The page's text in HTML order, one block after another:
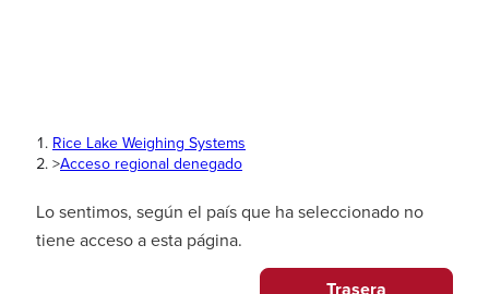
Rice Lake Weighing Systems
>Acceso regional denegado
Lo sentimos, según el país que ha seleccionado no
tiene acceso a esta página.
Trasera